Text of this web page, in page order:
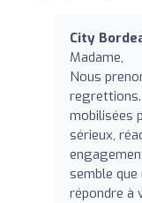
City
Madame,
Nous
mobilisées
sérieux,
semble que
répondre à